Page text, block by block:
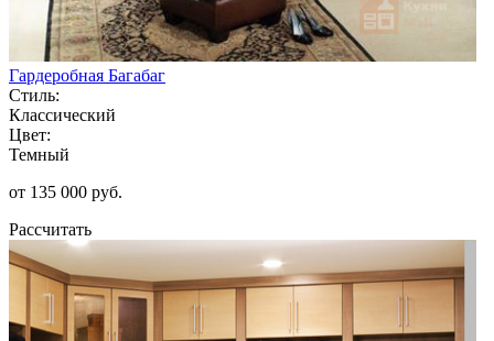
Гардеробная Багабаг
Стиль:
Классический
Цвет:
Темный
от 135 000 руб.
Рассчитать